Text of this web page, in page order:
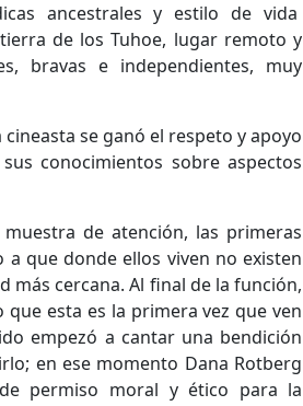
ancestrales y estilo de vida
de los Tuhoe, lugar remoto y
bravas e independientes, muy
se ganó el respeto y apoyo
conocimientos sobre aspectos
de atención, las primeras
que donde ellos viven no existen
más cercana. Al final de la función,
esta es la primera vez que ven
empezó a cantar una bendición
en ese momento Dana Rotberg
permiso moral y ético para la